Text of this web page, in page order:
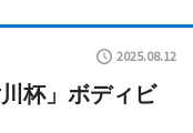
2025.08.12
杯」ボディビ